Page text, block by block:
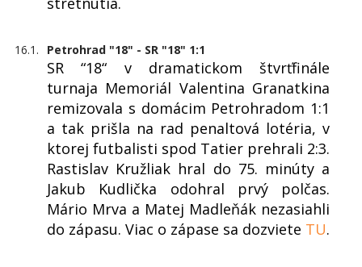
16.1. Petrohrad "18" - SR "18" 1:1
SR “18“ v dramatickom štvrťfinále
turnaja Memoriál Valentina Granatkina
remizovala s domácim Petrohradom 1:1
a tak prišla na rad penaltová lotéria, v
ktorej futbalisti spod Tatier prehrali 2:3.
Rastislav Kružliak hral do 75. minúty a
Jakub Kudlička odohral prvý polčas.
Mário Mrva a Matej Madleňák nezasiahli
do zápasu. Viac o zápase sa dozviete TU.